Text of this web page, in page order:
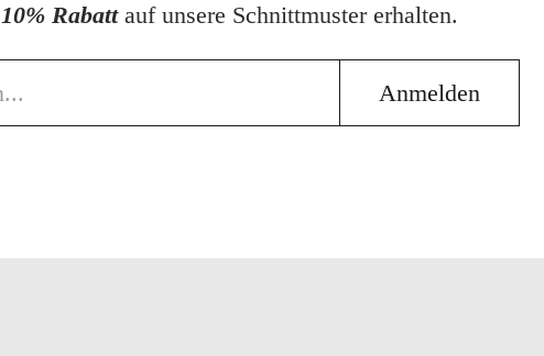
10% Rabattauf unsere Schnittmuster erhalten.